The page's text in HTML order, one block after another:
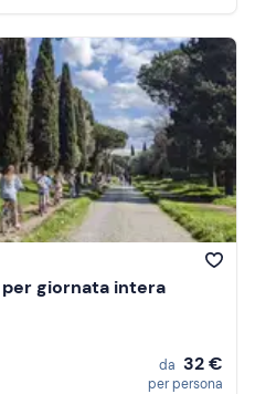
per giornata intera
da 32 €
per persona